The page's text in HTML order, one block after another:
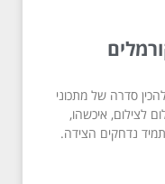
סדרה של מתכוני
לצילום, איכשהו,
נדחקים הצידה.